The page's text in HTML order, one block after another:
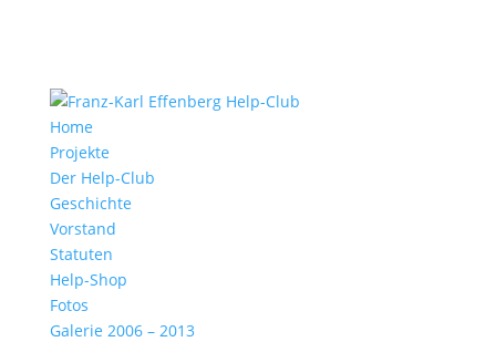
Home
Projekte
Der Help-Club
Geschichte
Vorstand
Statuten
Help-Shop
Fotos
Galerie 2006 – 2013